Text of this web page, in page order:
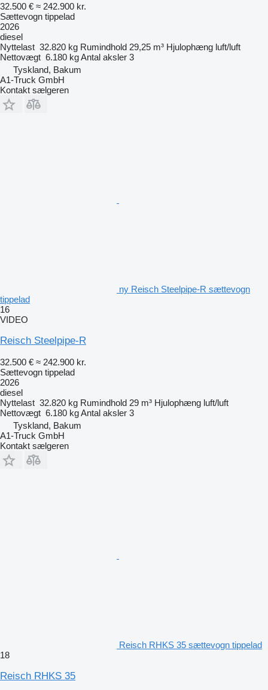
32.500 € ≈ 242.900 kr.
Sættevogn tippelad
2026
diesel
Nyttelast 32.820 kg Rumindhold 29,25 m³ Hjulophæng luft/luft
Nettovægt 6.180 kgAntal aksler 3
Tyskland, Bakum
A1-Truck GmbH
Kontakt sælgeren
ny Reisch Steelpipe-R sættevogn
tippelad
16
VIDEO
Reisch Steelpipe-R
32.500 € ≈ 242.900 kr.
Sættevogn tippelad
2026
diesel
Nyttelast 32.820 kg Rumindhold 29 m³ Hjulophæng luft/luft
Nettovægt 6.180 kgAntal aksler 3
Tyskland, Bakum
A1-Truck GmbH
Kontakt sælgeren
Reisch RHKS 35 sættevogn tippelad
18
Reisch RHKS 35